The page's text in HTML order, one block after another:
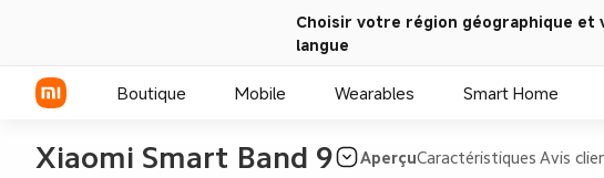
Choisir votre région géographique et
langue
Boutique Mobile Wearables Smart Home
Xiaomi Smart Band 9 AperçuCaractéristiques Avis